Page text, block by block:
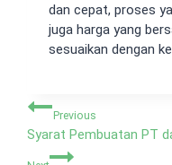
dan cepat, proses
juga harga yang
sesuaikan dengan
Navigasi
posPrevious
Syarat Pembuatan PT